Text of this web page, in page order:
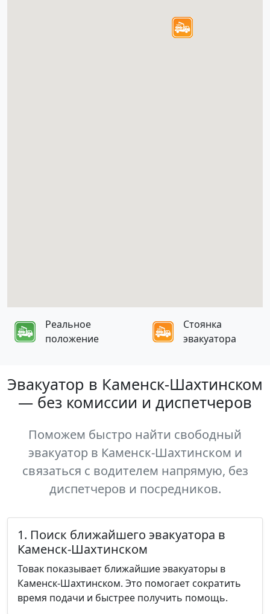
Реальное
положение
Стоянка
эвакуатора
Эвакуатор в Каменск-Шахтинском
— без комиссии и диспетчеров
Поможем быстро найти свободный
эвакуатор в Каменск-Шахтинском и
связаться с водителем напрямую, без
диспетчеров и посредников.
1. Поиск ближайшего эвакуатора в
Каменск-Шахтинском
Товак показывает ближайшие эвакуаторы в
Каменск-Шахтинском. Это помогает сократить
время подачи и быстрее получить помощь.